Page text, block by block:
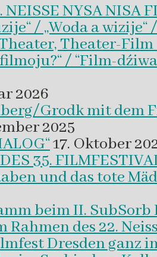
NYSA NISA
/ „Woda a wizije“
Theater-
/ “Film-
2026
Grodk mit dem
2025
17. Oktober
35.
und das tote
beim II. SubSorb
des 22.
Dresden ganz